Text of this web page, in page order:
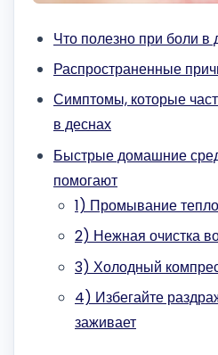
Что полезно при боли в
Распространенные
Симптомы, которые
в деснах
Быстрые домашние
помогают
1) Промывание
2) Нежная очистка
3) Холодный
4) Избегайте
заживает